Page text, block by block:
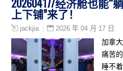
上下铺”来了！
jackjia 2026 年 04 月 17 日
加拿
痛苦
睡不